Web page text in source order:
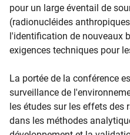
pour un large éventail de
(radionucléides
l'identification de nouveaux
exigences techniques pour
La portée de la conférence
surveillance de
les études sur les effets des
dans les méthodes